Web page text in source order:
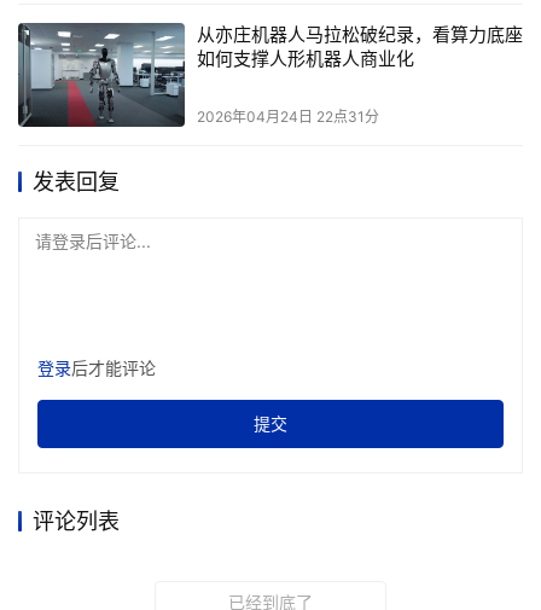
从亦庄机器人马拉松破纪录，看算力底座
如何支撑人形机器人商业化
2026年04月24日 22点31分
发表回复
请登录后评论...
登录后才能评论
提交
评论列表
已经到底了